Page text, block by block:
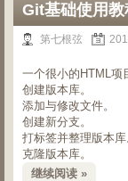
Git基础使用教
第七根弦
一个很小的HTML项
创建版本库。
添加与修改文件。
创建新分支。
打标签并整理版本库
克隆版本库。
继续阅读 »